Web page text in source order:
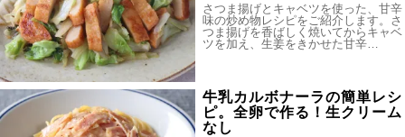
さつま揚げとキャベツを使った、甘辛
味の炒め物レシピをご紹介します。さ
つま揚げを香ばしく焼いてからキャベ
ツを加え、生姜をきかせた甘辛…
牛乳カルボナーラの簡単レシ
ピ。全卵で作る！生クリーム
なし